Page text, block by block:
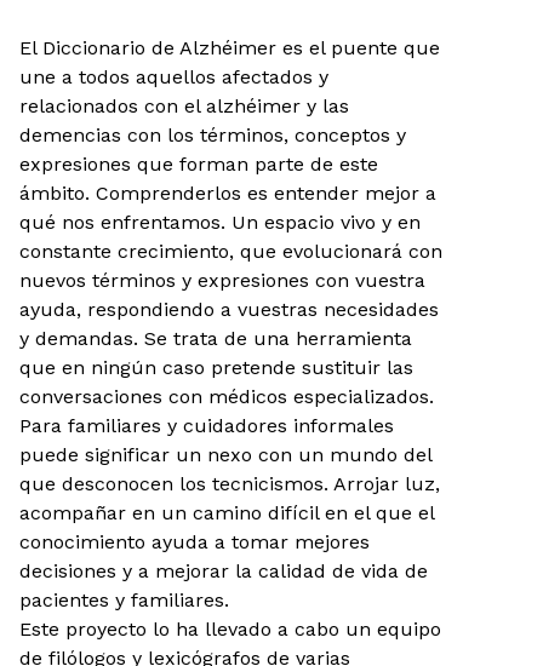
El Diccionario de Alzhéimer es el puente que
une a todos aquellos afectados y
relacionados con el alzhéimer y las
demencias con los términos, conceptos y
expresiones que forman parte de este
ámbito. Comprenderlos es entender mejor a
qué nos enfrentamos. Un espacio vivo y en
constante crecimiento, que evolucionará con
nuevos términos y expresiones con vuestra
ayuda, respondiendo a vuestras necesidades
y demandas. Se trata de una herramienta
que en ningún caso pretende sustituir las
conversaciones con médicos especializados.
Para familiares y cuidadores informales
puede significar un nexo con un mundo del
que desconocen los tecnicismos. Arrojar luz,
acompañar en un camino difícil en el que el
conocimiento ayuda a tomar mejores
decisiones y a mejorar la calidad de vida de
pacientes y familiares.
Este proyecto lo ha llevado a cabo un equipo
de filólogos y lexicógrafos de varias